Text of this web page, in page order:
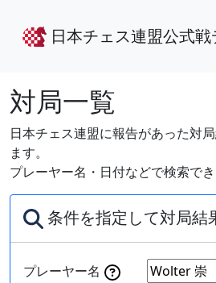
日本チェス連盟公式
対局一覧
日本チェス連盟に報告があった対
ます。
プレーヤー名・日付などで検索でき
条件を指定して対局結
プレーヤー名